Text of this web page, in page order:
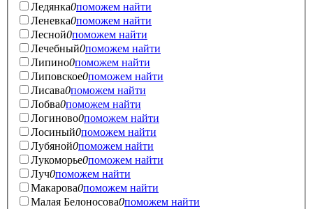
Ледянка0поможем найти
Леневка0поможем найти
Лесной0поможем найти
Лечебный0поможем найти
Липино0поможем найти
Липовское0поможем найти
Лисава0поможем найти
Лобва0поможем найти
Логиново0поможем найти
Лосиный0поможем найти
Лубяной0поможем найти
Лукоморье0поможем найти
Луч0поможем найти
Макарова0поможем найти
Малая Белоносова0поможем найти